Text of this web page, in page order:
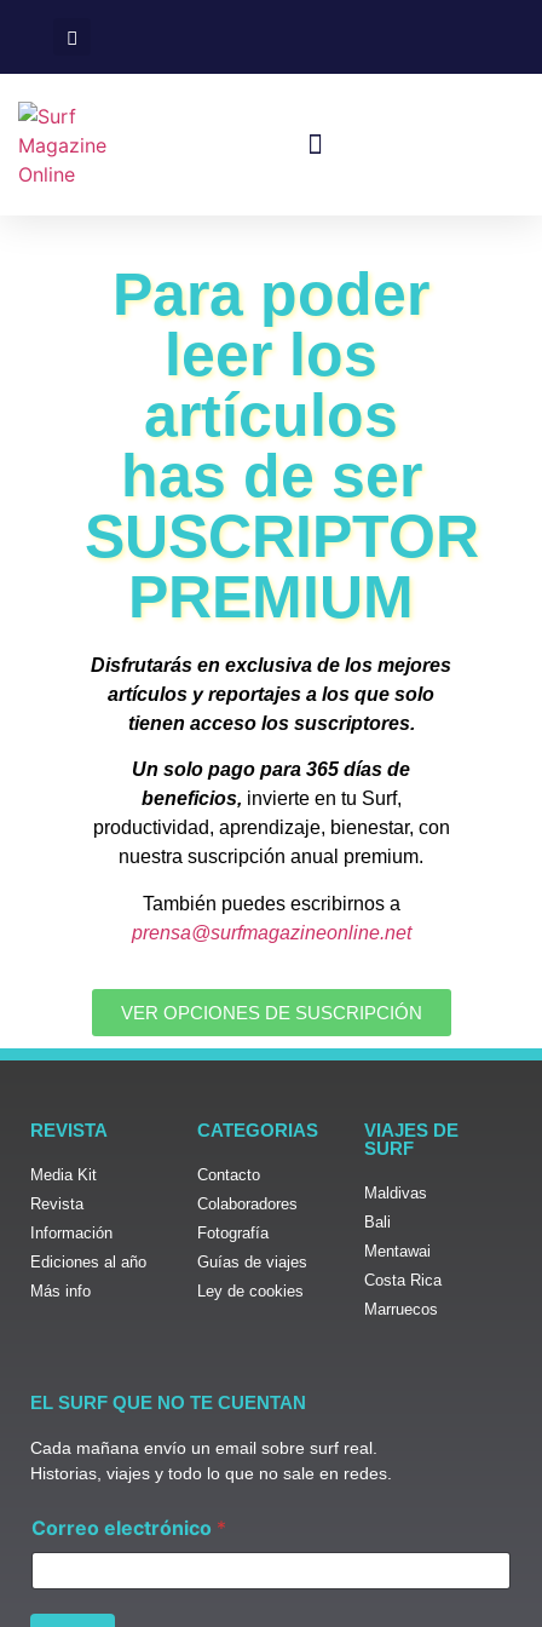
Para poder
leer los
artículos
has de ser
SUSCRIPTOR
PREMIUM
Disfrutarás en exclusiva de los mejores
artículos y reportajes a los que solo
tienen acceso los suscriptores.
Un solo pago para 365 días de
beneficios, invierte en tu Surf,
productividad, aprendizaje, bienestar, con
nuestra suscripción anual premium.
También puedes escribirnos a
prensa@surfmagazineonline.net
VER OPCIONES DE SUSCRIPCIÓN
REVISTA
Media Kit
Revista
Información
Ediciones al año
Más info
CATEGORIAS
Contacto
Colaboradores
Fotografía
Guías de viajes
Ley de cookies
VIAJES DE
SURF
Maldivas
Bali
Mentawai
Costa Rica
Marruecos
EL SURF QUE NO TE CUENTAN
Cada mañana envío un email sobre surf real.
Historias, viajes y todo lo que no sale en redes.
C
o
Correo electrónico *